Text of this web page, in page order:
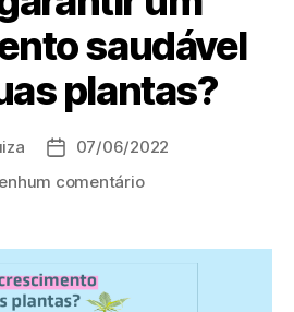
saudável
plantas?
07/06/2022
comentário